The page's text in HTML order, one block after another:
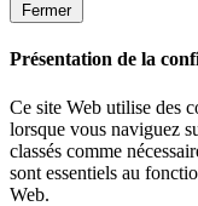
Fermer
Présentation de la
Ce site Web utilise des
lorsque vous naviguez
classés comme
sont essentiels au
Web.